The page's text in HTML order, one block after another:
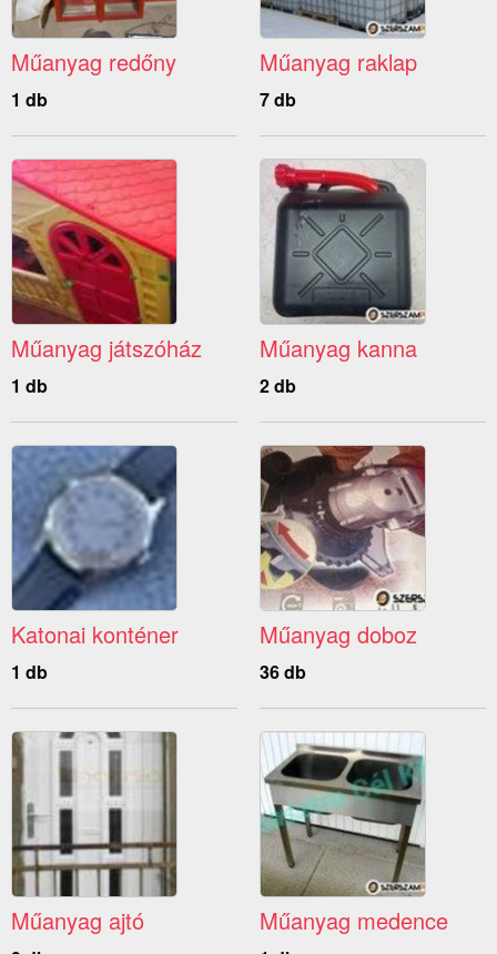
Műanyag redőny
1 db
Műanyag raklap
7 db
Műanyag játszóház
1 db
Műanyag kanna
2 db
Katonai konténer
1 db
Műanyag doboz
36 db
Műanyag ajtó Műanyag medence